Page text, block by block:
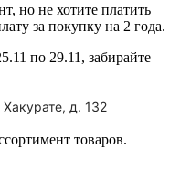
но не хотите платить
за покупку на 2 года.
по 29.11, забирайте
д. 132
товаров.